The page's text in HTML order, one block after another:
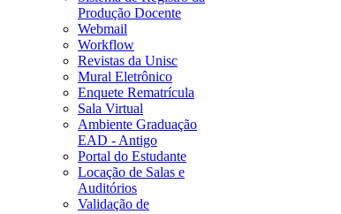
Produção Docente
Webmail
Workflow
Revistas da Unisc
Mural Eletrônico
Enquete Rematrícula
Sala Virtual
Ambiente Graduação
EAD - Antigo
Portal do Estudante
Locação de Salas e
Auditórios
Validação de